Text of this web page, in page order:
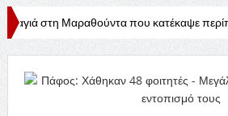
που κατέκαψε περίπου τέσσερα